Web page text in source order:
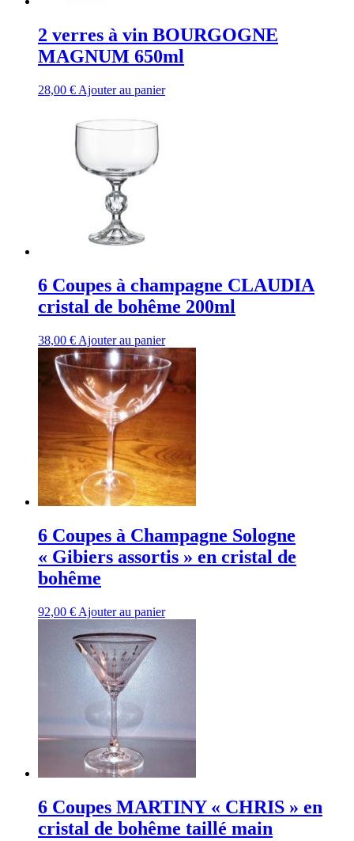
2 verres à vin BOURGOGNE
MAGNUM 650ml
28,00 € Ajouter au panier
6 Coupes à champagne CLAUDIA
cristal de bohême 200ml
38,00 € Ajouter au panier
6 Coupes à Champagne Sologne
« Gibiers assortis » en cristal de
bohême
92,00 € Ajouter au panier
6 Coupes MARTINY « CHRIS » en
cristal de bohême taillé main